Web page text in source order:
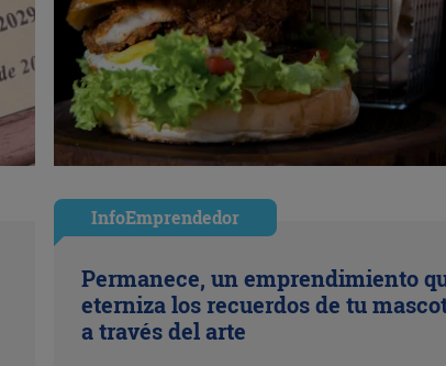
InfoEmprendedor
Permanece, un emprendimiento
eterniza los recuerdos de tu
a través del arte